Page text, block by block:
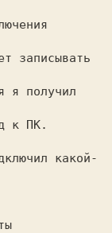
записывать
я получил
к ПК.
какой-